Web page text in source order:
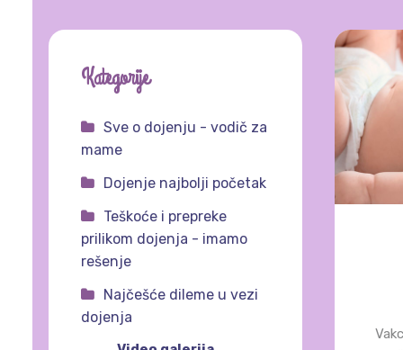
Kategorije
Sve o dojenju - vodič za
mame
Dojenje najbolji početak
Teškoće i prepreke
prilikom dojenja - imamo
rešenje
Najčešće dileme u vezi
dojenja